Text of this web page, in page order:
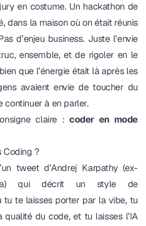
en costume. Un hackathon de
dans la maison où on était réunis
d’enjeu business. Juste l’envie
ensemble, et de rigoler en le
que l’énergie était là après les
avaient envie de toucher du
continuer à en parler.
claire : coder en mode
Coding ?
tweet d’Andrej Karpathy (ex-
qui décrit un style de
tu te laisses porter par la vibe, tu
qualité du code, et tu laisses l’IA